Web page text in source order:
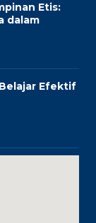
Etis:
dalam
Efektif